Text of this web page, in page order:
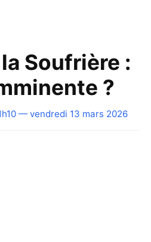
Soufrière :
?
— vendredi 13 mars 2026